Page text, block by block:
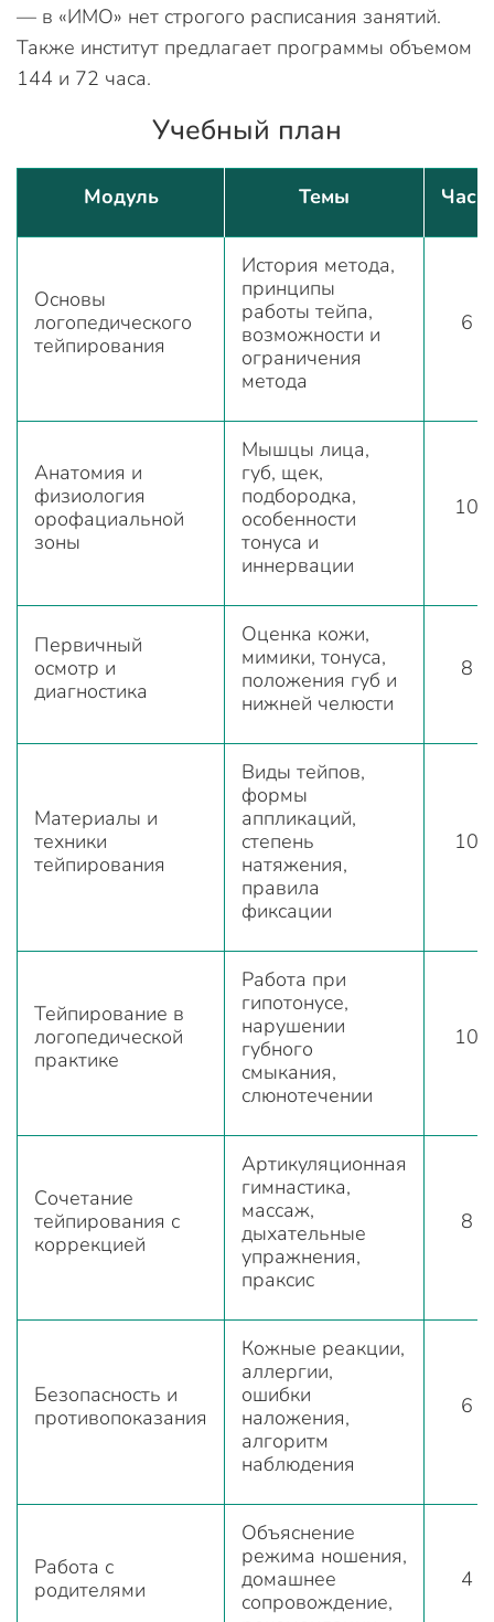
— в «ИМО» нет строгого расписания занятий.
Также институт предлагает программы объемом
144 и 72 часа.
Учебный план
Модуль Темы Часы
Основы
логопедического
тейпирования
История метода,
принципы
работы тейпа,
возможности и
ограничения
метода
6
Анатомия и
физиология
орофациальной
зоны
Мышцы лица,
губ, щек,
подбородка,
особенности
тонуса и
иннервации
10
Первичный
осмотр и
диагностика
Оценка кожи,
мимики, тонуса,
положения губ и
нижней челюсти
8
Материалы и
техники
тейпирования
Виды тейпов,
формы
аппликаций,
степень
натяжения,
правила
фиксации
10
Тейпирование в
логопедической
практике
Работа при
гипотонусе,
нарушении
губного
смыкания,
слюнотечении
10
Сочетание
тейпирования с
коррекцией
Артикуляционная
гимнастика,
массаж,
дыхательные
упражнения,
праксис
8
Безопасность и
противопоказания
Кожные реакции,
аллергии,
ошибки
наложения,
алгоритм
наблюдения
6
Работа с
родителями
Объяснение
режима ношения,
домашнее
сопровождение,
4